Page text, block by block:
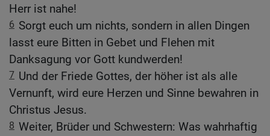
Herr ist nahe!
6 Sorgt euch um nichts, sondern in allen Dingen
lasst eure Bitten in Gebet und Flehen mit
Danksagung vor Gott kundwerden!
7 Und der Friede Gottes, der höher ist als alle
Vernunft, wird eure Herzen und Sinne bewahren in
Christus Jesus.
8 Weiter, Brüder und Schwestern: Was wahrhaftig